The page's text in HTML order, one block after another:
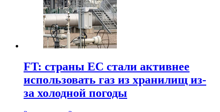
FT: страны ЕС стали активнее
использовать газ из хранилищ из-
за холодной погоды